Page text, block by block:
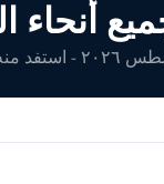
أنحاء